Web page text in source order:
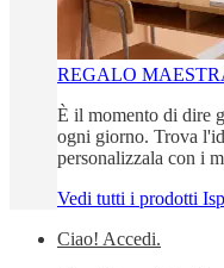
REGALO
È il momento di dire
ogni giorno. Trova
personalizzala con i
Vedi tutti i prodotti
Ciao! Accedi.